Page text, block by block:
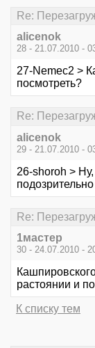
Re:
alicenok
28 - 21.07.2010 -
27-Nemec2 >
посмотреть?
Re:
alicenok
29 - 21.07.2010 -
26-shoroh >
Re:
1мастер
30 - 24.07.2010 -
растоянии и
К списку тем